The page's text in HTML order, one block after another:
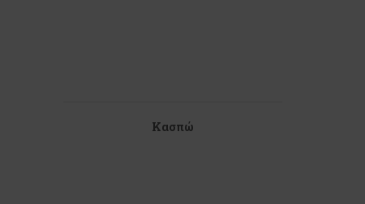
Κασπώ